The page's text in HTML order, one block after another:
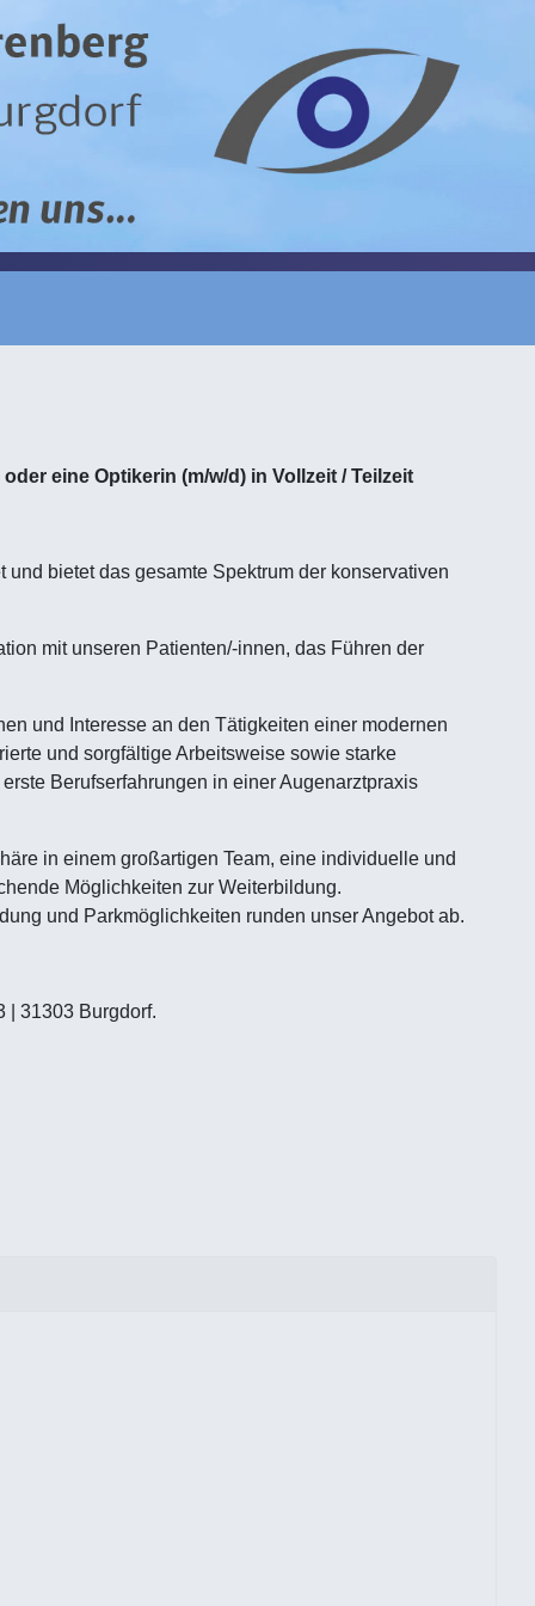
oder eine Optikerin (m/w/d) in Vollzeit / Teilzeit
bietet das gesamte Spektrum der konservativen
mit unseren Patienten/-innen, das Führen der
und Interesse an den Tätigkeiten einer modernen
und sorgfältige Arbeitsweise sowie starke
Berufserfahrungen in einer Augenarztpraxis
in einem großartigen Team, eine individuelle und
Möglichkeiten zur Weiterbildung.
und Parkmöglichkeiten runden unser Angebot ab.
| 31303 Burgdorf.